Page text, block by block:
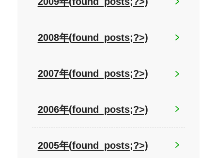
2008年(found_posts;?>)
2007年(found_posts;?>)
2006年(found_posts;?>)
2005年(found_posts;?>)